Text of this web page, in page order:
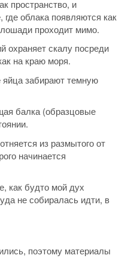
пространство, и
где облака появляются как
проходит мимо.
охраняет скалу посреди
на краю моря.
забирают темную
балка (образцовые
из размытого от
начинается
как будто мой дух
не собиралась идти, в
поэтому материалы